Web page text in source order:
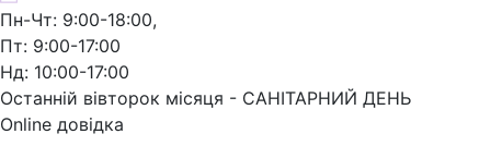
Пн-Чт: 9:00-18:00,
Пт: 9:00-17:00
Нд: 10:00-17:00
Останній вівторок місяця - САНІТАРНИЙ ДЕНЬ
Online довідка